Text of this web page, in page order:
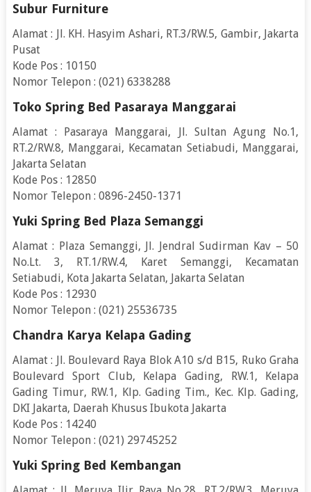
Subur Furniture
Alamat : Jl. KH. Hasyim Ashari, RT.3/RW.5, Gambir, Jakarta
Pusat
Kode Pos : 10150
Nomor Telepon : (021) 6338288
Toko Spring Bed Pasaraya Manggarai
Alamat : Pasaraya Manggarai, Jl. Sultan Agung No.1,
RT.2/RW.8, Manggarai, Kecamatan Setiabudi, Manggarai,
Jakarta Selatan
Kode Pos : 12850
Nomor Telepon : 0896-2450-1371
Yuki Spring Bed Plaza Semanggi
Alamat : Plaza Semanggi, Jl. Jendral Sudirman Kav – 50
No.Lt. 3, RT.1/RW.4, Karet Semanggi, Kecamatan
Setiabudi, Kota Jakarta Selatan, Jakarta Selatan
Kode Pos : 12930
Nomor Telepon : (021) 25536735
Chandra Karya Kelapa Gading
Alamat : Jl. Boulevard Raya Blok A10 s/d B15, Ruko Graha
Boulevard Sport Club, Kelapa Gading, RW.1, Kelapa
Gading Timur, RW.1, Klp. Gading Tim., Kec. Klp. Gading,
DKI Jakarta, Daerah Khusus Ibukota Jakarta
Kode Pos : 14240
Nomor Telepon : (021) 29745252
Yuki Spring Bed Kembangan